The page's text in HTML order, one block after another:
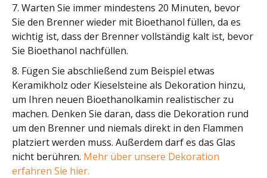
7. Warten Sie immer mindestens 20 Minuten, bevor
Sie den Brenner wieder mit Bioethanol füllen, da es
wichtig ist, dass der Brenner vollständig kalt ist, bevor
Sie Bioethanol nachfüllen.
8. Fügen Sie abschließend zum Beispiel etwas
Keramikholz oder Kieselsteine als Dekoration hinzu,
um Ihren neuen Bioethanolkamin realistischer zu
machen. Denken Sie daran, dass die Dekoration rund
um den Brenner und niemals direkt in den Flammen
platziert werden muss. Außerdem darf es das Glas
nicht berühren. Mehr über unsere Dekoration
erfahren Sie hier.